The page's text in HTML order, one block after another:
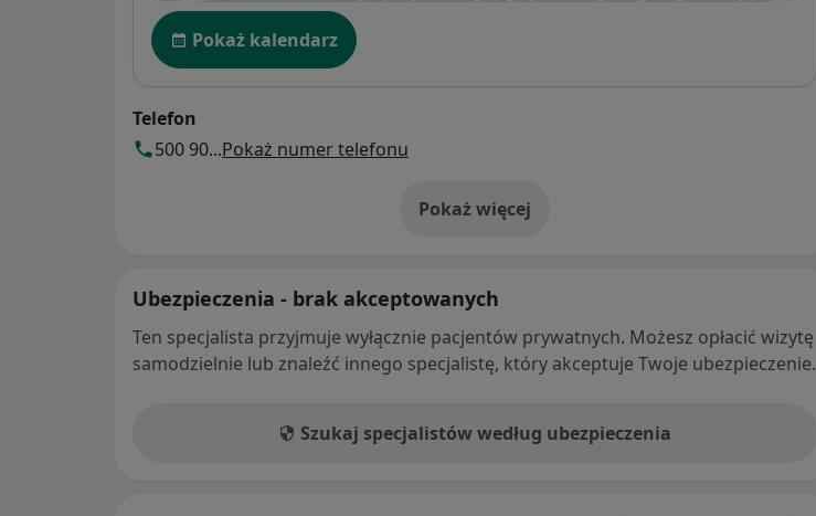
Dostępność
Pokaż kalendarz
Telefon
500 90...Pokaż numer telefonu
Pokaż więcej
o adresie
Ubezpieczenia - brak akceptowanych
Ten specjalista przyjmuje wyłącznie pacjentów prywatnych. Możesz opłacić wizytę
samodzielnie lub znaleźć innego specjalistę, który akceptuje Twoje ubezpieczenie.
Szukaj specjalistów według ubezpieczenia